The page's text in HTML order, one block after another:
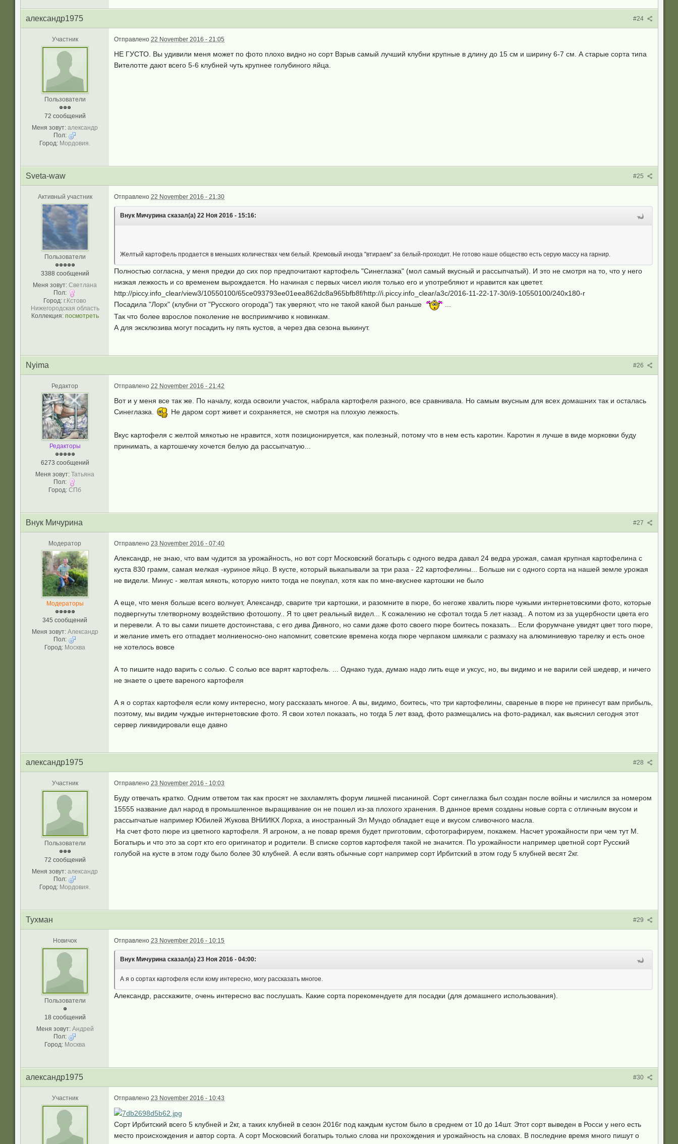
#24
александр1975
Участник
Пользователи
72 сообщений
Меня зовут: александр
Пол:
Город: Мордовия.
Отправлено 22 November 2016 - 21:05
НЕ ГУСТО. Вы удивили меня может по фото плохо видно но сорт Взрыв самый лучший клубни крупные в длину до 15 см и ширину 6-7 см. А старые сорта типа
Вителотте дают всего 5-6 клубней чуть крупнее голубиного яйца.
#25
Sveta-waw
Активный участник
Пользователи
3388 сообщений
Меня зовут: Светлана
Пол:
Город: г.Кстово
Нижегородская область
Коллекция: посмотреть
Отправлено 22 November 2016 - 21:30
Внук Мичурина сказал(а) 22 Ноя 2016 - 15:16:
Желтый картофель продается в меньших количествах чем белый. Кремовый иногда "втираем" за белый-проходит. Не готово наше общество есть серую массу на гарнир.
Полностью согласна, у меня предки до сих пор предпочитают картофель "Синеглазка" (мол самый вкусный и рассыпчатый). И это не смотря на то, что у него
низкая лежкость и со временем вырождается. Но начиная с первых чисел июля только его и употребляют и нравится как цветет.
http://piccy.info_clear/view3/10550100/65ce093793ee01eea862dc8a965bfb8f/http://i.piccy.info_clear/a3c/2016-11-22-17-30/i9-10550100/240x180-r
Посадила "Лорх" (клубни от "Русского огорода") так уверяют, что не такой какой был раньше
Так что более взрослое поколение не восприимчиво к новинкам.
А для эксклюзива могут посадить ну пять кустов, а через два сезона выкинут.
#26
Nyima
Редактор
Редакторы
6273 сообщений
Меня зовут: Татьяна
Пол:
Город: СПб
Отправлено 22 November 2016 - 21:42
Вот и у меня все так же. По началу, когда освоили участок, набрала картофеля разного, все сравнивала. Но самым вкусным для всех домашних так и осталась
Синеглазка.
Не даром сорт живет и сохраняется, не смотря на плохую лежкость.
Вкус картофеля с желтой мякотью не нравится, хотя позиционируется, как полезный, потому что в нем есть каротин. Каротин я лучше в виде морковки буду
принимать, а картошечку хочется белую да рассыпчатую...
#27
Внук Мичурина
Модератор
Модераторы
345 сообщений
Меня зовут: Александр
Пол:
Город: Москва
Отправлено 23 November 2016 - 07:40
Александр, не знаю, что вам чудится за урожайность, но вот сорт Московский богатырь с одного ведра давал 24 ведра урожая, самая крупная картофелина с
куста 830 грамм, самая мелкая -куриное яйцо. В кусте, который выкапывали за три раза - 22 картофелины... Больше ни с одного сорта на нашей земле урожая
не видели. Минус - желтая мякоть, которую никто тогда не покупал, хотя как по мне-вкуснее картошки не было
А еще, что меня больше всего волнует, Александр, сварите три картошки, и разомните в пюре, бо негоже хвалить пюре чужыми интернетовскими фото, которые
подвергнуты тлетворному воздействию фотошопу.. Я то цвет реальный видел... К сожалению не сфотал тогда 5 лет назад.. А потом из за ущербности цвета его
и перевели. А то вы сами пишете достоинстава, с его дива Дивного, но сами даже фото своего пюре боитесь показать... Если форумчане увидят цвет того пюре,
и желание иметь его отпадает молниеносно-оно напомнит, советские времена когда пюре черпаком шмякали с размаху на алюминиевую тарелку и есть оное
не хотелось вовсе
А то пишите надо варить с солью. С солью все варят картофель. ... Однако туда, думаю надо лить еще и уксус, но, вы видимо и не варили сей шедевр, и ничего
не знаете о цвете вареного картофеля
А я о сортах картофеля если кому интересно, могу рассказать многое. А вы, видимо, боитесь, что три картофелины, свареные в пюре не принесут вам прибыль,
поэтому, мы видим чуждые интернетовские фото. Я свои хотел показать, но тогда 5 лет взад, фото размещались на фото-радикал, как выяснил сегодня этот
сервер ликвидировали еще давно
#28
александр1975
Участник
Пользователи
72 сообщений
Меня зовут: александр
Пол:
Город: Мордовия.
Отправлено 23 November 2016 - 10:03
Буду отвечать кратко. Одним ответом так как просят не захламлять форум лишней писаниной. Сорт синеглазка был создан после войны и числился за номером
15555 название дал народ в промышленное выращивание он не пошел из-за плохого хранения. В данное время созданы новые сорта с отличным вкусом и
рассыпчатые например Юбилей Жукова ВНИИКХ Лорха, а иностранный Эл Мундо обладает еще и вкусом сливочного масла.
На счет фото пюре из цветного картофеля. Я агроном, а не повар время будет приготовим, сфотографируем, покажем. Насчет урожайности при чем тут М.
Богатырь и что это за сорт кто его оригинатор и родители. В списке сортов картофеля такой не значится. По урожайности например цветной сорт Русский
голубой на кусте в этом году было более 30 клубней. А если взять обычные сорт например сорт Ирбитский в этом году 5 клубней весят 2кг.
#29
Тухман
Новичок
Пользователи
18 сообщений
Меня зовут: Андрей
Пол:
Город: Москва
Отправлено 23 November 2016 - 10:15
Внук Мичурина сказал(а) 23 Ноя 2016 - 04:00:
А я о сортах картофеля если кому интересно, могу рассказать многое.
Александр, расскажите, очень интересно вас послушать. Какие сорта порекомендуете для посадки (для домашнего использования).
#30
александр1975
Участник Отправлено 23 November 2016 - 10:43
Сорт Ирбитский всего 5 клубней и 2кг, а таких клубней в сезон 2016г под каждым кустом было в среднем от 10 до 14шт. Этот сорт выведен в Росси у него есть
место происхождения и автор сорта. А сорт Московский богатырь только слова ни прохождения и урожайность на словах. В последние время много пишут о